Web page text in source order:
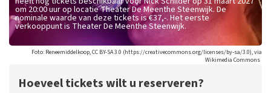
om 20:00 uur op locatie Theater De Meenthe Steenwijk. De
nominale waarde van deze tickets is€37,-. Het eerste
verkooppunt is Theater De Meenthe Steenwijk.
Foto: Reneemiddelkoop, CC BY-SA 3.0 (https://creativecommons.org/licenses/by-sa/3.0), via
Wikimedia Commons
Hoeveel tickets wilt u reserveren?